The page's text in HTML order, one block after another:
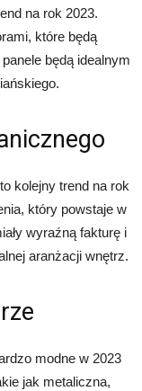
na rok 2023.
które będą
będą idealnym
kolejny trend na rok
który powstaje w
wyraźną fakturę i
aranżacji wnętrz.
modne w 2023
jak metaliczna,